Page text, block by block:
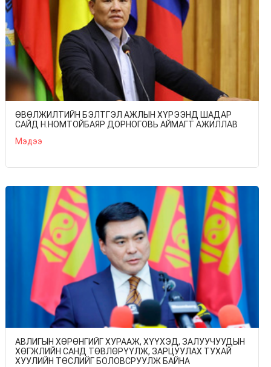
ӨВӨЛЖИЛТИЙН БЭЛТГЭЛ АЖЛЫН ХҮРЭЭНД ШАДАР
САЙД Н.НОМТОЙБАЯР ДОРНОГОВЬ АЙМАГТ АЖИЛЛАВ
Мэдээ
АВЛИГЫН ХӨРӨНГИЙГ ХУРААЖ, ХҮҮХЭД, ЗАЛУУЧУУДЫН
ХӨГЖЛИЙН САНД ТӨВЛӨРҮҮЛЖ, ЗАРЦУУЛАХ ТУХАЙ
ХУУЛИЙН ТӨСЛИЙГ БОЛОВСРУУЛЖ БАЙНА